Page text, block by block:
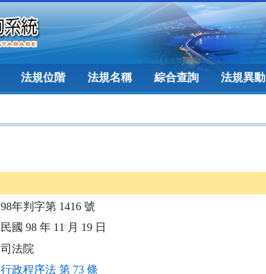
法規位階 法規名稱 綜合查詢 法規異動
98年判字第 1416 號
民國 98 年 11 月 19 日
司法院
行政程序法 第 73 條